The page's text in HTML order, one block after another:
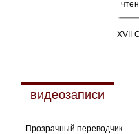
XVII
видеозаписи
Прозрачный переводчик.